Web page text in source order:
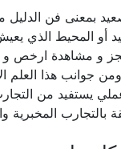
فن الدليل مصر
المحيط الذي
حجز و مشاهدة
جوانب هذا
يستفيد من
المخبرية